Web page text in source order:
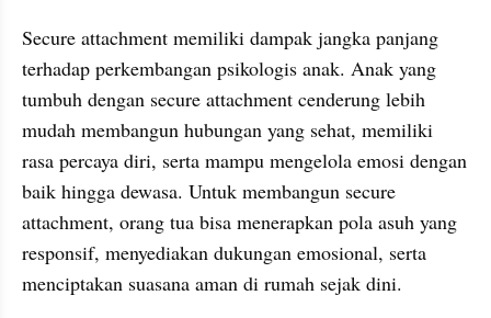
Secure attachment memiliki dampak jangka panjang
terhadap perkembangan psikologis anak. Anak yang
tumbuh dengan secure attachment cenderung lebih
mudah membangun hubungan yang sehat, memiliki
rasa percaya diri, serta mampu mengelola emosi dengan
baik hingga dewasa. Untuk membangun secure
attachment, orang tua bisa menerapkan pola asuh yang
responsif, menyediakan dukungan emosional, serta
menciptakan suasana aman di rumah sejak dini.